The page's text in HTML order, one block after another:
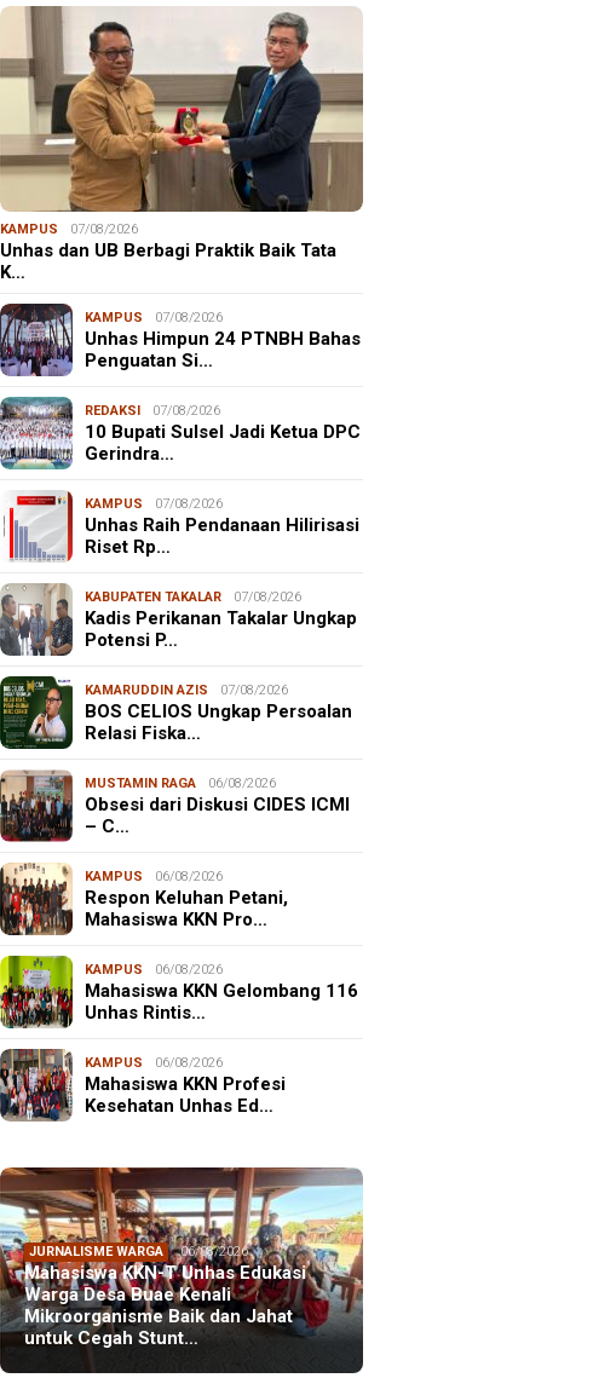
KAMPUS 07/08/2026
Unhas dan UB Berbagi Praktik Baik Tata
K…
KAMPUS 07/08/2026
Unhas Himpun 24 PTNBH Bahas
Penguatan Si…
REDAKSI 07/08/2026
10 Bupati Sulsel Jadi Ketua DPC
Gerindra…
KAMPUS 07/08/2026
Unhas Raih Pendanaan Hilirisasi
Riset Rp…
KABUPATEN TAKALAR 07/08/2026
Kadis Perikanan Takalar Ungkap
Potensi P…
KAMARUDDIN AZIS 07/08/2026
BOS CELIOS Ungkap Persoalan
Relasi Fiska…
MUSTAMIN RAGA 06/08/2026
Obsesi dari Diskusi CIDES ICMI
– C…
KAMPUS 06/08/2026
Respon Keluhan Petani,
Mahasiswa KKN Pro…
KAMPUS 06/08/2026
Mahasiswa KKN Gelombang 116
Unhas Rintis…
KAMPUS 06/08/2026
Mahasiswa KKN Profesi
Kesehatan Unhas Ed…
JURNALISME WARGA 06/08/2026
Mahasiswa KKN-T Unhas Edukasi
Warga Desa Buae Kenali
Mikroorganisme Baik dan Jahat
untuk Cegah Stunt…